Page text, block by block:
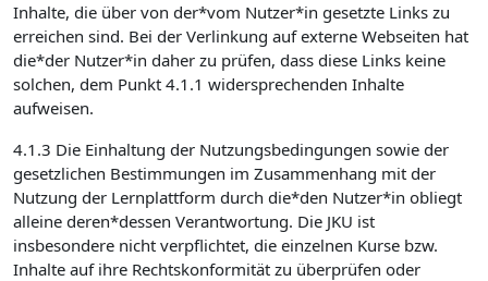
Inhalte, die über von der*vom Nutzer*in gesetzte Links zu
erreichen sind. Bei der Verlinkung auf externe Webseiten hat
die*der Nutzer*in daher zu prüfen, dass diese Links keine
solchen, dem Punkt 4.1.1 widersprechenden Inhalte
aufweisen.
4.1.3 Die Einhaltung der Nutzungsbedingungen sowie der
gesetzlichen Bestimmungen im Zusammenhang mit der
Nutzung der Lernplattform durch die*den Nutzer*in obliegt
alleine deren*dessen Verantwortung. Die JKU ist
insbesondere nicht verpflichtet, die einzelnen Kurse bzw.
Inhalte auf ihre Rechtskonformität zu überprüfen oder